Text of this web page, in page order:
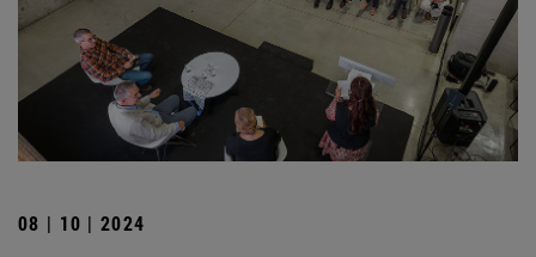
08 | 10 | 2024